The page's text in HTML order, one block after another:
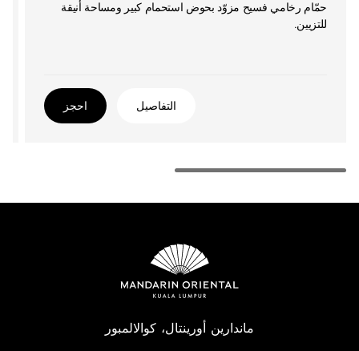
حمّام رخامي فسيح مزوّد بحوض استحمام كبير ومساحة أنيقة
للتزيين.
التفاصيل احجز
ماندارين أورينتال، كوالالمبور